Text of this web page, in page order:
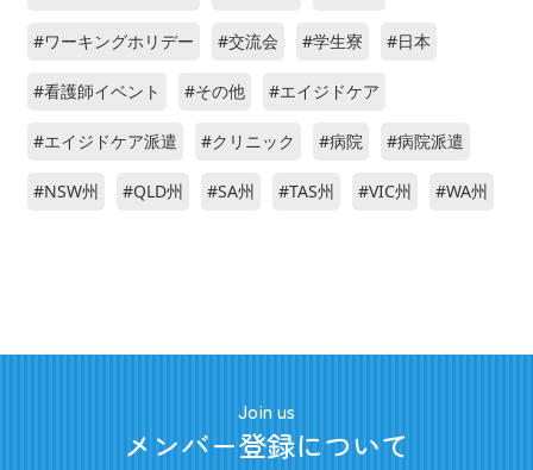
#ワーキングホリデー #交流会 #学生寮 #日本
#看護師イベント #その他 #エイジドケア
#エイジドケア派遣 #クリニック #病院 #病院派遣
#NSW州 #QLD州 #SA州 #TAS州 #VIC州 #WA州
Join us
メンバー登録について